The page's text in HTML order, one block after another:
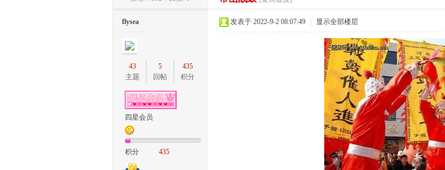
flysea
43
主题
5
回帖
435
积分
四星会员
积分 435
发表于 2022-9-2 08:07:49 显示全部楼层